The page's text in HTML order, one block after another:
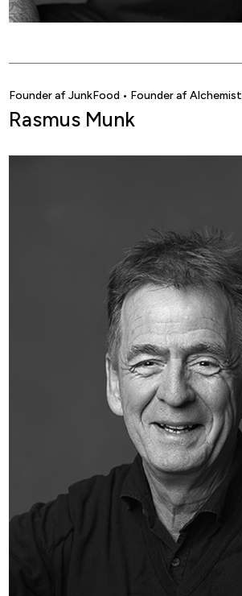
Founder af JunkFood • Founder af Alchemist
Rasmus Munk